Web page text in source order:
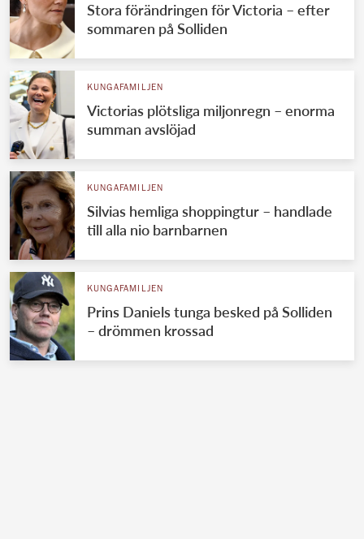
Stora förändringen för Victoria – efter
sommaren på Solliden
KUNGAFAMILJEN
Victorias plötsliga miljonregn – enorma
summan avslöjad
KUNGAFAMILJEN
Silvias hemliga shoppingtur – handlade
till alla nio barnbarnen
KUNGAFAMILJEN
Prins Daniels tunga besked på Solliden
– drömmen krossad